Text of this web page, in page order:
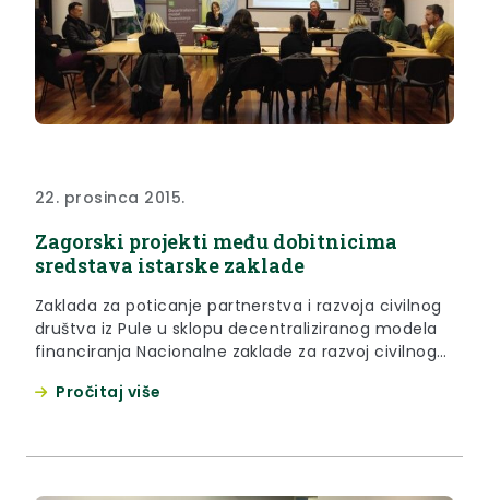
22. prosinca 2015.
Zagorski projekti među dobitnicima
sredstava istarske zaklade
Zaklada za poticanje partnerstva i razvoja civilnog
društva iz Pule u sklopu decentraliziranog modela
financiranja Nacionalne zaklade za razvoj civilnoga
potpisivanje ugovora s ovogodišnjim korisnicima
Pročitaj više